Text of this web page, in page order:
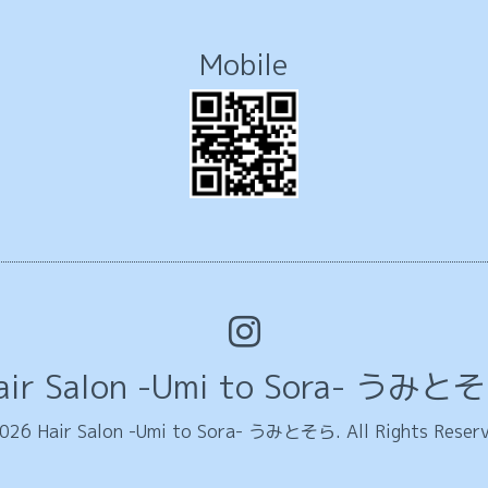
Mobile
Salon -Umi to Sora- うみと
Hair Salon -Umi to Sora- うみとそら. All Rights